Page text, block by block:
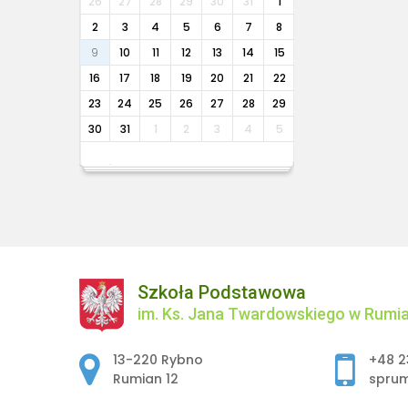
2
3 4 5 6 7
8
9
10 11 12 13 14
15
16
17 18 19 20 21
22
23
24 25 26 27 28
29
30
31 1 2 3 4 5
Szkoła Podstawowa
im. Ks. Jana Twardowskiego w
Adres pocztowy:
13-220 Rybno
Rumian 12
+48